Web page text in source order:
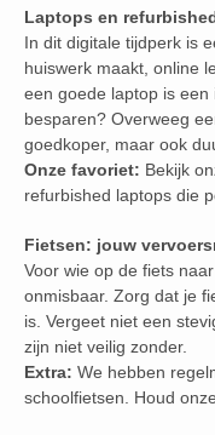
Laptops en
In dit digitale tijdperk is
huiswerk maakt, online
een goede laptop is een
besparen? Overweeg
goedkoper, maar ook
Onze favoriet: Bekijk
refurbished laptops die
Fietsen: jouw
Voor wie op de fiets
onmisbaar. Zorg dat je
is. Vergeet niet een
zijn niet veilig zonder.
Extra: We hebben
schoolfietsen. Houd